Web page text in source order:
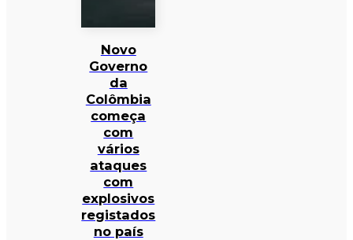
Novo
Governo
da
Colômbia
começa
com
vários
ataques
com
explosivos
registados
no país